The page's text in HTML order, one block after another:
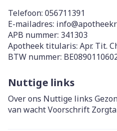
Telefoon: 056711391
E-mailadres: info@
APB nummer: 341303
Apotheek titularis: Apr. Tit.
BTW nummer:
Nuttige links
Over ons Nuttige links
van wachtVoorschrift